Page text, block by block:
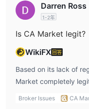
Darren Ross
1-2年
Is CA Market legit?
WikiFX 回答
Based on its lack of
Market completely
several trading
Broker Issues CA